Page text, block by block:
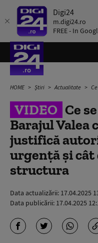
Digi24
m.digi24.ro
FREE - In
HOME Știri Actualitate Ce
VIDEO Ce
Barajul Valea
justifică
urgență și cât
structura
Data actualizării: 17.04.2025
Data publicării: 17.04.2025